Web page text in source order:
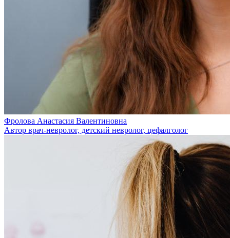
Фролова Анастасия Валентиновна
Автор врач-невролог, детский невролог, цефалголог